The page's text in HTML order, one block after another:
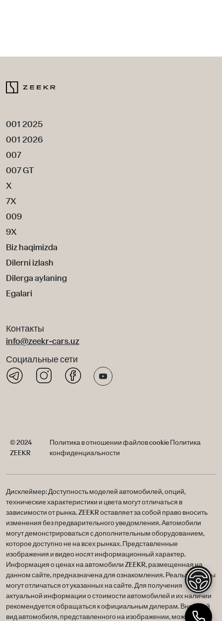
001 2025
001 2026
007
007 GT
X
7X
009
9X
Biz haqimizda
Dilerni izlash
Dilerga aylaning
Egalari
Контакты
info@zeekr-cars.uz
Социальные сети
© 2024
ZEEKR
Политика в отношении файлов cookieПолитика
конфиденциальности
Дисклеймер: Доступность моделей автомобилей, опций,
технические характеристики и цвета могут отличаться в
зависимости от рынка. ZEEKR оставляет за собой право вносить
изменения без предварительного уведомления. Автомобили
могут демонстрироваться с дополнительным оборудованием,
которое доступно не на всех рынках. Представленные
изображения и видео носят информационный характер.
Информация о ценах на автомобили ZEEKR, размещенная на
данном сайте, предназначена для ознакомления. Реальные цены
могут отличаться от указанных на сайте. Для получения
актуальной информации о стоимости автомобилей и их наличии
рекомендуется обращаться к официальным дилерам. Внешний
вид автомобиля, представленного на изображении, может